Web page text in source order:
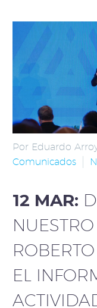
Por Eduardo
Comunicados
12 MAR:
EL